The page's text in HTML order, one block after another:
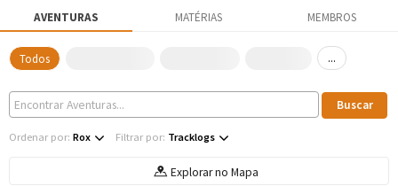
AVENTURAS MATÉRIAS MEMBROS
Todos ...
Ordenar por: Rox Filtrar por: Tracklogs
Explorar no Mapa